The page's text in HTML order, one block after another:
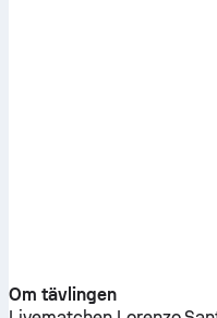
Om tävlingen